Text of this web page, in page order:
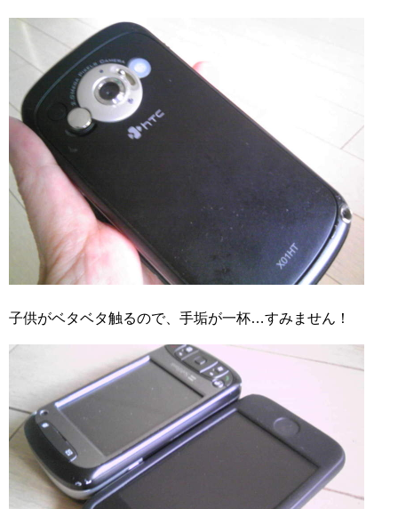
子供がベタベタ触るので、手垢が一杯…すみません！